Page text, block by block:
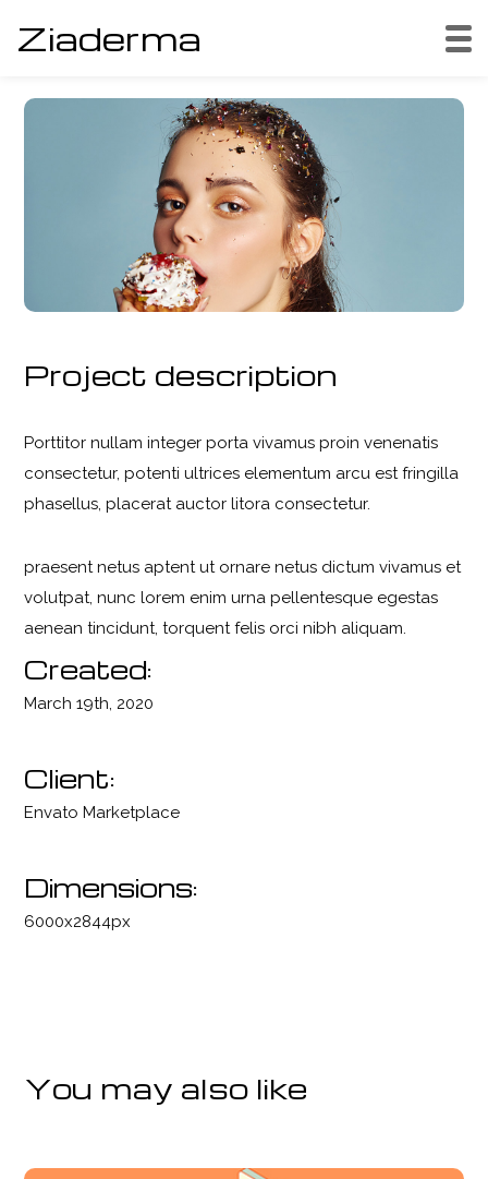
Ziaderma
Project description
Porttitor nullam integer porta vivamus proin venenatis
consectetur, potenti ultrices elementum arcu est fringilla
phasellus, placerat auctor litora consectetur.
praesent netus aptent ut ornare netus dictum vivamus et
volutpat, nunc lorem enim urna pellentesque egestas
aenean tincidunt, torquent felis orci nibh aliquam.
Created:
March 19th, 2020
Client:
Envato Marketplace
Dimensions:
6000x2844px
You may also like